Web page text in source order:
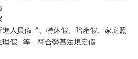
員假〞、特休假、陪產假、家庭照
理假...等，符合勞基法規定假